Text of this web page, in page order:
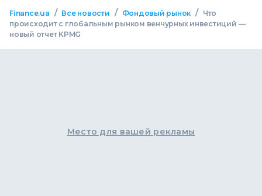
Finance.ua / Все новости / Фондовый рынок /
Что
происходит с глобальным рынком венчурных инвестиций —
новый отчет KPMG
Место для вашей рекламы